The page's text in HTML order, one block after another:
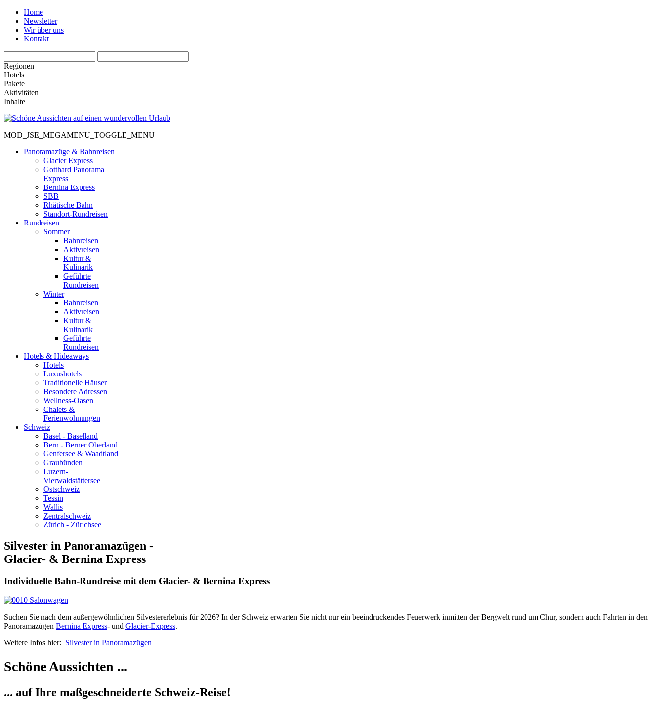
Home
Newsletter
Wir über uns
Kontakt
Regionen
Hotels
Pakete
Aktivitäten
Inhalte
MOD_JSE_MEGAMENU_TOGGLE_MENU
Panoramazüge & Bahnreisen
Glacier Express
Gotthard Panorama
Express
Bernina Express
SBB
Rhätische Bahn
Standort-Rundreisen
Rundreisen
Sommer
Bahnreisen
Aktivreisen
Kultur &
Kulinarik
Geführte
Rundreisen
Winter
Bahnreisen
Aktivreisen
Kultur &
Kulinarik
Geführte
Rundreisen
Hotels & Hideaways
Hotels
Luxushotels
Traditionelle Häuser
Besondere Adressen
Wellness-Oasen
Chalets &
Ferienwohnungen
Schweiz
Basel - Baselland
Bern - Berner Oberland
Genfersee & Waadtland
Graubünden
Luzern-
Vierwaldstättersee
Ostschweiz
Tessin
Wallis
Zentralschweiz
Zürich - Zürichsee
Silvester in Panoramazügen -
Glacier- & Bernina Express
Individuelle Bahn-Rundreise mit dem Glacier- & Bernina Express
Suchen Sie nach dem außergewöhnlichen Silvestererlebnis für 2026? In der Schweiz erwarten Sie nicht nur ein beeindruckendes Feuerwerk inmitten der Bergwelt rund um Chur, sondern auch Fahrten in den
Panoramazügen Bernina Express- und Glacier-Express.
Weitere Infos hier: Silvester in Panoramazügen
Schöne Aussichten ...
... auf Ihre maßgeschneiderte Schweiz-Reise!